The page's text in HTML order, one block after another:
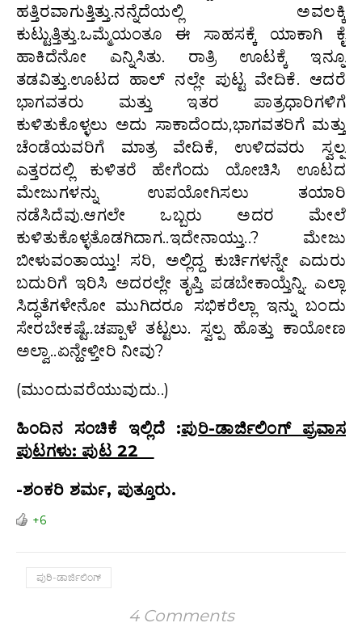
ಹತ್ತಿರವಾಗುತ್ತಿತ್ತು.ನನ್ನೆದೆಯಲ್ಲಿ ಅವಲಕ್ಕಿ
ಕುಟ್ಟುತ್ತಿತ್ತು.ಒಮ್ಮೆಯಂತೂ ಈ ಸಾಹಸಕ್ಕೆ ಯಾಕಾಗಿ ಕೈ
ಹಾಕಿದೆನೋ ಎನ್ನಿಸಿತು. ರಾತ್ರಿ ಊಟಕ್ಕೆ ಇನ್ನೂ
ತಡವಿತ್ತು.ಊಟದ ಹಾಲ್ ನಲ್ಲೇ ಪುಟ್ಟ ವೇದಿಕೆ. ಆದರೆ
ಭಾಗವತರು ಮತ್ತು ಇತರ ಪಾತ್ರಧಾರಿಗಳಿಗೆ
ಕುಳಿತುಕೊಳ್ಳಲು ಅದು ಸಾಕಾದೆಂದು,ಭಾಗವತರಿಗೆ ಮತ್ತು
ಚೆಂಡೆಯವರಿಗೆ ಮಾತ್ರ ವೇದಿಕೆ, ಉಳಿದವರು ಸ್ವಲ್ಪ
ಎತ್ತರದಲ್ಲಿ ಕುಳಿತರೆ ಹೇಗೆಂದು ಯೋಚಿಸಿ ಊಟದ
ಮೇಜುಗಳನ್ನು ಉಪಯೋಗಿಸಲು ತಯಾರಿ
ನಡೆಸಿದೆವು.ಆಗಲೇ ಒಬ್ಬರು ಅದರ ಮೇಲೆ
ಕುಳಿತುಕೊಳ್ಳತೊಡಗಿದಾಗ..ಇದೇನಾಯ್ತು..? ಮೇಜು
ಬೀಳುವಂತಾಯ್ತು! ಸರಿ, ಅಲ್ಲಿದ್ದ ಕುರ್ಚಿಗಳನ್ನೇ ಎದುರು
ಬದುರಿಗೆ ಇರಿಸಿ ಅದರಲ್ಲೇ ತೃಪ್ತಿ ಪಡಬೇಕಾಯ್ತೆನ್ನಿ. ಎಲ್ಲಾ
ಸಿದ್ಧತೆಗಳೇನೋ ಮುಗಿದರೂ ಸಭಿಕರೆಲ್ಲಾ ಇನ್ನು ಬಂದು
ಸೇರಬೇಕಷ್ಟೆ..ಚಪ್ಪಾಳೆ ತಟ್ಟಲು. ಸ್ವಲ್ಪ ಹೊತ್ತು ಕಾಯೋಣ
ಅಲ್ವಾ..ಏನ್ಹೇಳ್ತೀರಿ ನೀವು?
(ಮುಂದುವರೆಯುವುದು..)
ಹಿಂದಿನ ಸಂಚಿಕೆ ಇಲ್ಲಿದೆ :ಪುರಿ-ಡಾರ್ಜಿಲಿಂಗ್ ಪ್ರವಾಸ
ಪುಟಗಳು: ಪುಟ 22
-ಶಂಕರಿ ಶರ್ಮ, ಪುತ್ತೂರು.
+6
ಪುರಿ-ಡಾರ್ಜಿಲಿಂಗ್
4 Comments